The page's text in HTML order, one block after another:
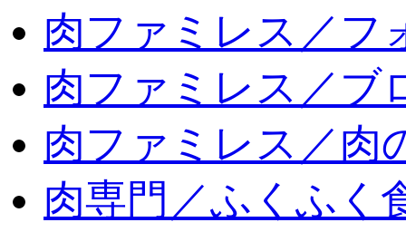
肉ファミレス／フ
肉ファミレス／ブ
肉ファミレス／肉
肉専門／ふくふく